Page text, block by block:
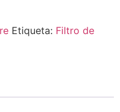
Etiqueta: Filtro de